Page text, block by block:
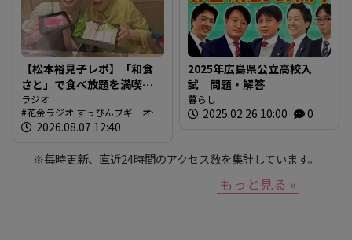
【松本裕見子レポ】「和食
さと」で食べ放題を満喫！
「さとしゃぶ」を体験！！
（RCCラジオ「花金ラジオ
すっぴんブギ」企画）
ラジオ
花金ラジオ すっぴんブギ オン
エア情報
2026.08.07 12:40
2025年広島県公立高校入
試 問題・解答
暮らし
2025.02.26 10:00 0
※毎時更新、直近24時間のアクセス数を集計しています。
もっと見る »